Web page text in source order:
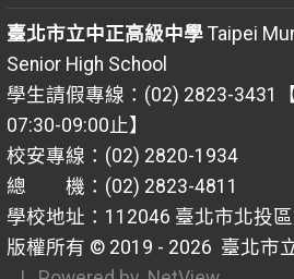
臺北市立中正高級中學Taipei
Senior High School
學生請假專線：(02) 2823-3431
07:30-09:00止】
校安專線：(02) 2820-1934
總 機：(02) 2823-4811
學校地址：112046 臺北市北投
版權所有 © 2019 - 2026 臺北市